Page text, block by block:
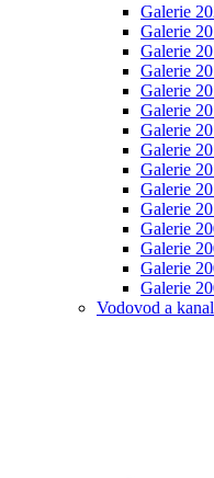
Galerie
Galerie
Galerie
Galerie
Galerie
Galerie
Galerie
Galerie
Galerie
Galerie
Galerie
Galerie
Galerie
Galerie
Galerie
Vodovod a